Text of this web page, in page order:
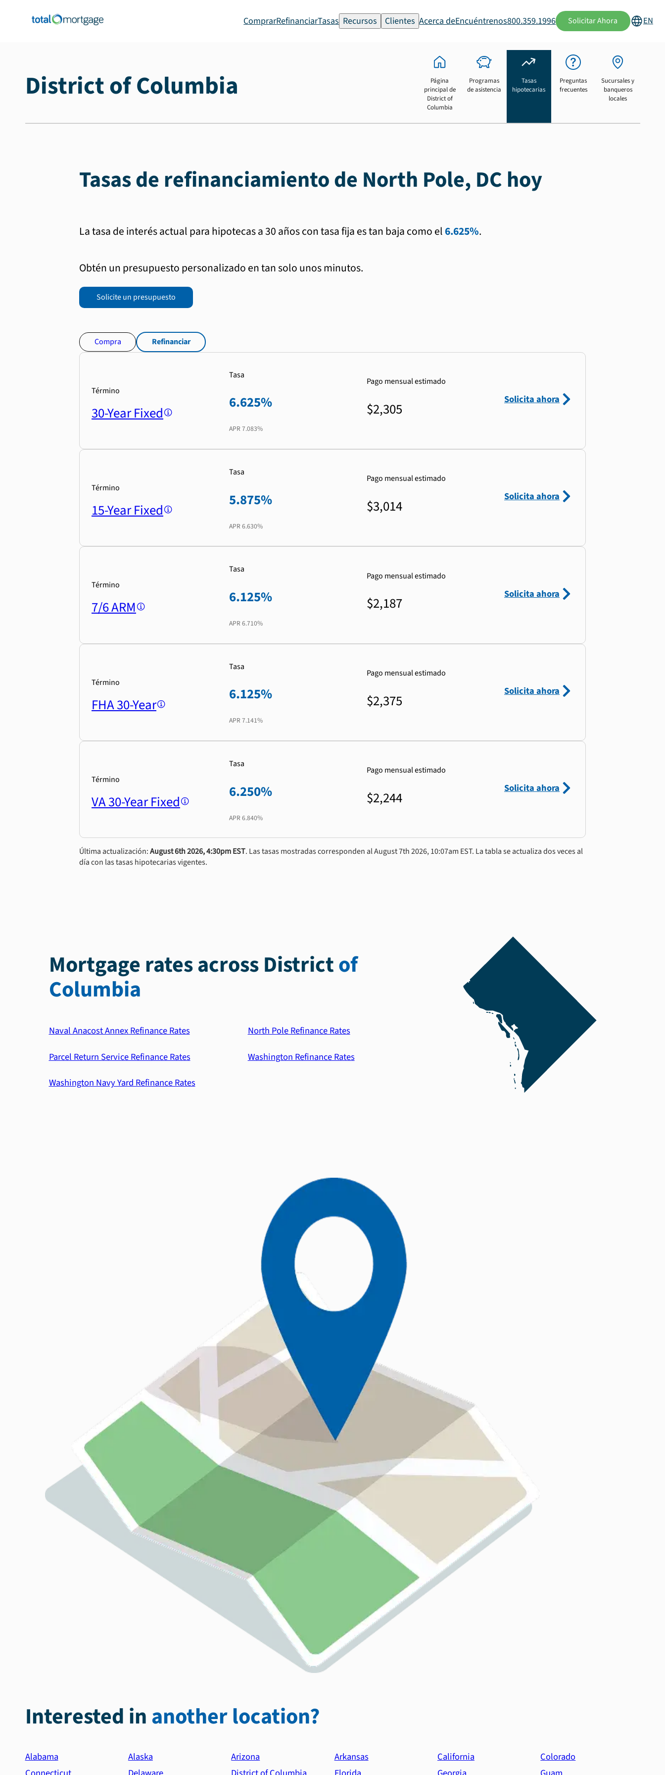
ComprarRefinanciarTasas Recursos Clientes Acerca deEncuéntrenos800.359.1996 Solicitar Ahora EN
District of Columbia
Página
principal de
District of
Columbia
Programas
de asistencia
Tasas
hipotecarias
Preguntas
frecuentes
Sucursales y
banqueros
locales
Tasas de refinanciamiento de North Pole, DC hoy
La tasa de interés actual para hipotecas a 30 años con tasa fija es tan baja como el6.625%.
Obtén un presupuesto personalizado en tan solo unos minutos.
Solicite un presupuesto
Compra Refinanciar
Término
30-Year Fixed
Tasa
6.625%
APR 7.083%
Pago mensual estimado
$2,305
Solicita ahora
Término
15-Year Fixed
Tasa
5.875%
APR 6.630%
Pago mensual estimado
$3,014
Solicita ahora
Término
7/6 ARM
Tasa
6.125%
APR 6.710%
Pago mensual estimado
$2,187
Solicita ahora
Término
FHA 30-Year
Tasa
6.125%
APR 7.141%
Pago mensual estimado
$2,375
Solicita ahora
Término
VA 30-Year Fixed
Tasa
6.250%
APR 6.840%
Pago mensual estimado
$2,244
Solicita ahora
Última actualización:August 6th 2026, 4:30pm EST. Las tasas mostradas corresponden al August 7th 2026, 10:07am EST. La tabla se actualiza dos veces al
día con las tasas hipotecarias vigentes.
Mortgage rates across Districtof
Columbia
Naval Anacost Annex Refinance Rates North Pole Refinance Rates
Parcel Return Service Refinance Rates Washington Refinance Rates
Washington Navy Yard Refinance Rates
Interested inanother location?
Alabama Alaska Arizona Arkansas California
Colorado